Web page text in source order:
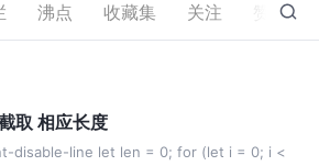
沸点 收藏集 关注 31
取 相应长度
disable-line let len = 0; for (let i = 0; i <